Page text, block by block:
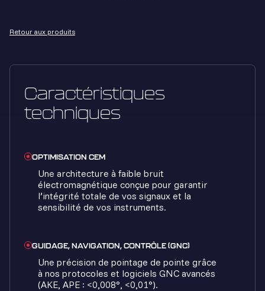
Retour aux produits
Caractéristiques
techniques
OPTIMISATION CEM
Une architecture à faible bruit
électromagnétique conçue pour garantir
l’intégrité totale de vos signaux et la
sensibilité de vos instruments.
GUIDAGE, NAVIGATION, CONTRÔLE (GNC)
Une précision de pointage de pointe grâce
à nos protocoles et logiciels GNC avancés
(AKE, APE : <0,008°, <0,01°).